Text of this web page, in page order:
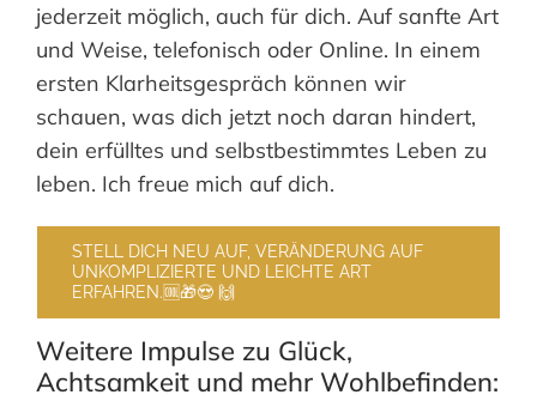
jederzeit möglich, auch für dich. Auf sanfte Art
und Weise, telefonisch oder Online. In einem
ersten Klarheitsgespräch können wir
schauen, was dich jetzt noch daran hindert,
dein erfülltes und selbstbestimmtes Leben zu
leben. Ich freue mich auf dich.
STELL DICH NEU AUF, VERÄNDERUNG AUF
UNKOMPLIZIERTE UND LEICHTE ART
ERFAHREN.🆒🎁😍 🙌
Weitere Impulse zu Glück,
Achtsamkeit und mehr Wohlbefinden: